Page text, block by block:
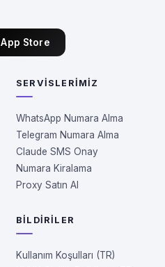
App Store
SERVISLERIMIZ
WhatsApp Numara Alma
Telegram Numara Alma
Claude SMS Onay
Numara Kiralama
Proxy Satın Al
BILDIRILER
Kullanım Koşulları (TR)